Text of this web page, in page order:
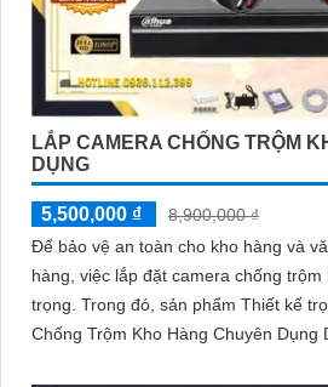
LẮP CAMERA CHỐNG TRỘM
DỤNG
5,500,000 ₫
8,900,000 ₫
Để bảo vệ an toàn cho kho hàng và
hàng, việc lắp đặt camera chống
trọng. Trong đó, sản phẩm Thiết kế trọn bộ Lắp Camera
Chống Trộm Kho Hàng Chuyên Dụng